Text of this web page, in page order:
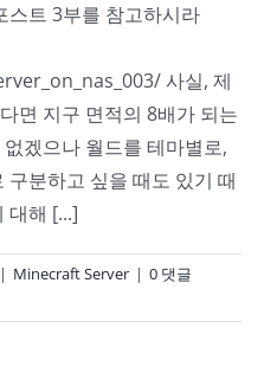
스트 3부를 참고하시라
사실, 제
면 지구 면적의 8배가 되는
겠으나 월드를 테마별로,
분하고 싶을 때도 있기 때
대해 [...]
| Minecraft Server | 0 댓글